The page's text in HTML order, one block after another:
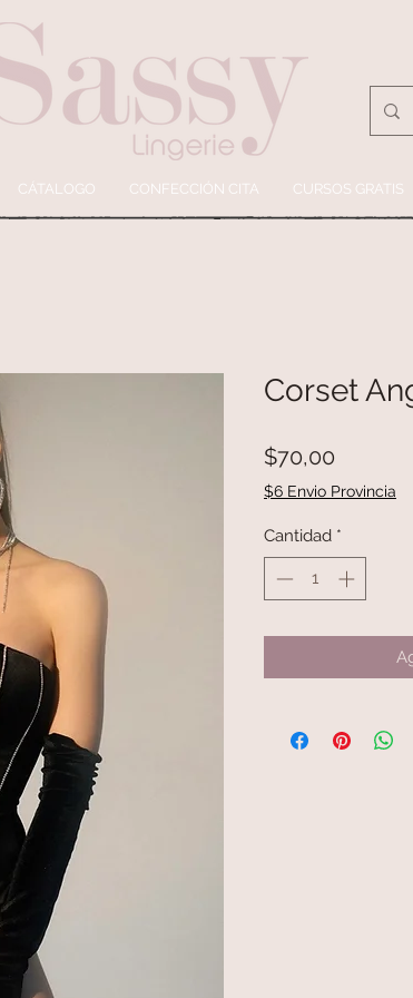
CÁTALOGO CONFECCIÓN CITA CURSOS GRATIS
Corset
$70,00
$6 Envio Provincia
Cantidad *